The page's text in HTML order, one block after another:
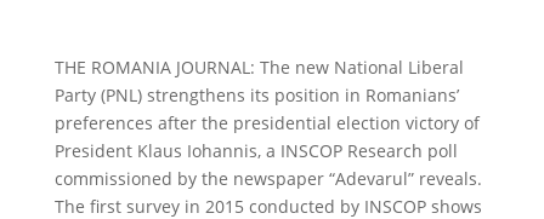
THE ROMANIA JOURNAL: The new National Liberal
Party (PNL) strengthens its position in Romanians’
preferences after the presidential election victory of
President Klaus Iohannis, a INSCOP Research poll
commissioned by the newspaper “Adevarul” reveals.
The first survey in 2015 conducted by INSCOP shows